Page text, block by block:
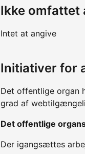
Ikke omfattet
Intet at angive
Initiativer for
Det offentlige organ
grad af
Det offentlige
Der igangsættes